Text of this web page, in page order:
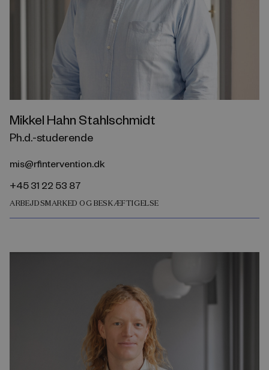
Mikkel Hahn Stahlschmidt
Ph.d.-studerende
mis@rfintervention.dk
+45 31 22 53 87
ARBEJDSMARKED OG BESKÆFTIGELSE